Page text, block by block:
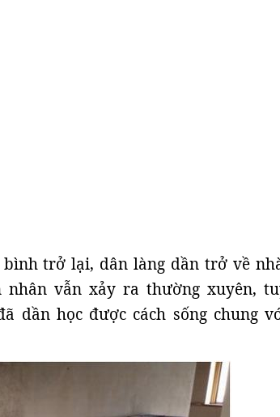
trở lại, dân làng dần trở về
nhân vẫn xảy ra thường xuyên,
dần học được cách sống chung